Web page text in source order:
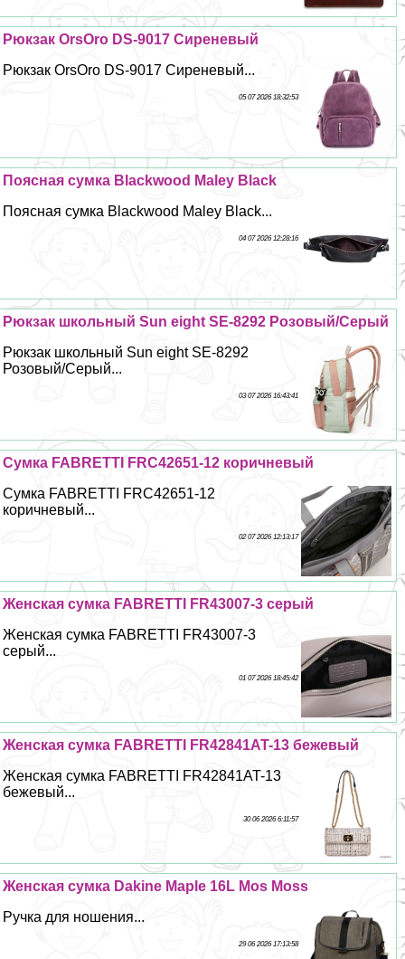
Рюкзак OrsOro DS-9017 Сиреневый
Рюкзак OrsOro DS-9017 Сиреневый...
05 07 2026 18:32:53
Поясная сумка Blackwood Maley Black
Поясная сумка Blackwood Maley Black...
04 07 2026 12:28:16
Рюкзак школьный Sun eight SE-8292 Розовый/Серый
Рюкзак школьный Sun eight SE-8292
Розовый/Серый...
03 07 2026 16:43:41
Сумка FABRETTI FRC42651-12 коричневый
Сумка FABRETTI FRC42651-12
коричневый...
02 07 2026 12:13:17
Женская сумка FABRETTI FR43007-3 серый
Женская сумка FABRETTI FR43007-3
серый...
01 07 2026 18:45:42
Женская сумка FABRETTI FR42841AT-13 бежевый
Женская сумка FABRETTI FR42841AT-13
бежевый...
30 06 2026 6:11:57
Женская сумка Dakine Maple 16L Mos Moss
Ручка для ношения...
29 06 2026 17:13:58